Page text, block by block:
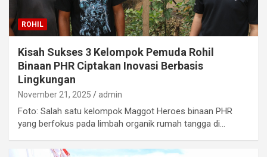
ROHIL
Kisah Sukses 3 Kelompok Pemuda Rohil
Binaan PHR Ciptakan Inovasi Berbasis
Lingkungan
November 21, 2025 admin
Foto: Salah satu kelompok Maggot Heroes binaan PHR
yang berfokus pada limbah organik rumah tangga di…